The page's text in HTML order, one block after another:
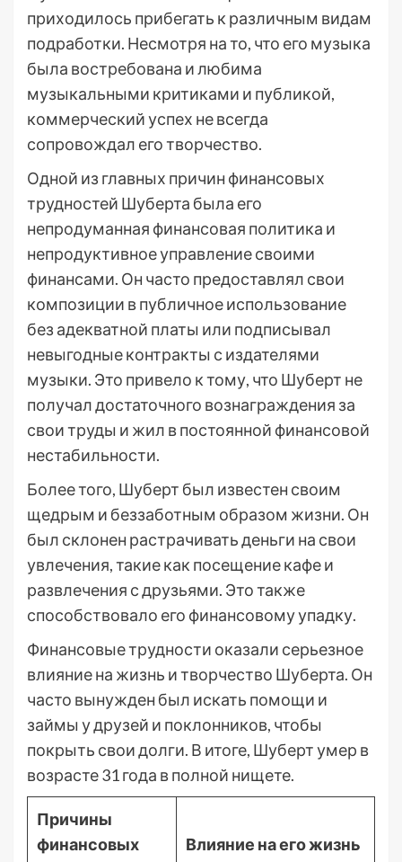
приходилось прибегать к различным видам
подработки. Несмотря на то, что его музыка
была востребована и любима
музыкальными критиками и публикой,
коммерческий успех не всегда
сопровождал его творчество.
Одной из главных причин финансовых
трудностей Шуберта была его
непродуманная финансовая политика и
непродуктивное управление своими
финансами. Он часто предоставлял свои
композиции в публичное использование
без адекватной платы или подписывал
невыгодные контракты с издателями
музыки. Это привело к тому, что Шуберт не
получал достаточного вознаграждения за
свои труды и жил в постоянной финансовой
нестабильности.
Более того, Шуберт был известен своим
щедрым и беззаботным образом жизни. Он
был склонен растрачивать деньги на свои
увлечения, такие как посещение кафе и
развлечения с друзьями. Это также
способствовало его финансовому упадку.
Финансовые трудности оказали серьезное
влияние на жизнь и творчество Шуберта. Он
часто вынужден был искать помощи и
займы у друзей и поклонников, чтобы
покрыть свои долги. В итоге, Шуберт умер в
возрасте 31 года в полной нищете.
Причины
финансовых
Влияние на его жизнь